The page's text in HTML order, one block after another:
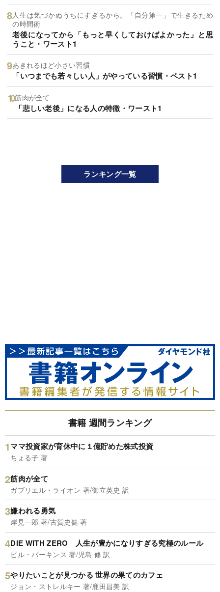
人生は気づかぬうちにすぎるから。「自分第一」で生きるため
の時間術
老後になってから「もっと早くしておけばよかった」と思
うこと・ワースト1
あきれるほど小さい習慣
「いつまでも若々しい人」がやっている習慣・ベスト1
筋肉が全て
「悲しい老後」になる人の特徴・ワースト1
ランキング一覧
書籍 週間ランキング
ママ投資家が育休中に１億貯めた株式投資
ちょる子 著
筋肉が全て
ガブリエル・ライオン 著/御立英史 訳
嫌われる勇気
岸見一郎 著/古賀史健 著
DIE WITH ZERO 人生が豊かになりすぎる究極のルール
ビル・パーキンス 著/児島 修 訳
やりたいことが見つかる 世界の果てのカフェ
ジョン・ストレルキー 著/鹿田昌美 訳